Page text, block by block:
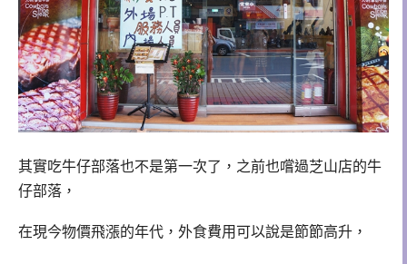
其實吃牛仔部落也不是第一次了，之前也嚐過芝山店的牛
仔部落，
在現今物價飛漲的年代，外食費用可以說是節節高升，